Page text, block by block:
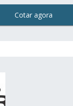
Cotar agora